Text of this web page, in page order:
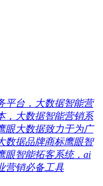
平台，大数据智能营
，大数据智能营销系
眼大数据致力于为广
数据品牌商标鹰眼智
眼智能拓客系统，ai
营销必备工具